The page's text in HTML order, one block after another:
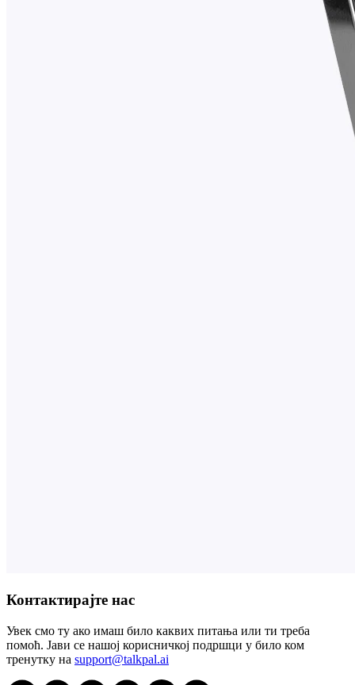
Контактирајте нас
Увек смо ту ако имаш било каквих питања или ти треба
помоћ. Јави се нашој корисничкој подршци у било ком
тренутку на support@talkpal.ai